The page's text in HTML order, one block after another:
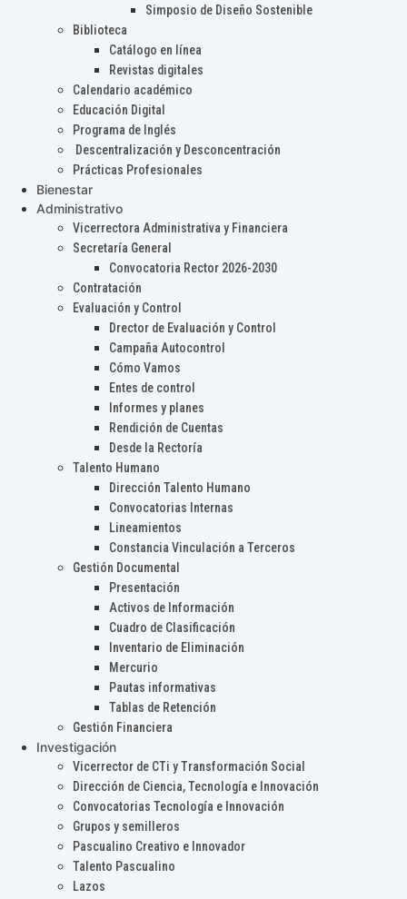
Simposio de Diseño Sostenible
Biblioteca
Catálogo en línea
Revistas digitales
Calendario académico
Educación Digital
Programa de Inglés
Descentralización y Desconcentración
Prácticas Profesionales
Bienestar
Administrativo
Vicerrectora Administrativa y Financiera
Secretaría General
Convocatoria Rector 2026-2030
Contratación
Evaluación y Control
Drector de Evaluación y Control
Campaña Autocontrol
Cómo Vamos
Entes de control
Informes y planes
Rendición de Cuentas
Desde la Rectoría
Talento Humano
Dirección Talento Humano
Convocatorias Internas
Lineamientos
Constancia Vinculación a Terceros
Gestión Documental
Presentación
Activos de Información
Cuadro de Clasificación
Inventario de Eliminación
Mercurio
Pautas informativas
Tablas de Retención
Gestión Financiera
Investigación
Vicerrector de CTi y Transformación Social
Dirección de Ciencia, Tecnología e Innovación
Convocatorias Tecnología e Innovación
Grupos y semilleros
Pascualino Creativo e Innovador
Talento Pascualino
Lazos